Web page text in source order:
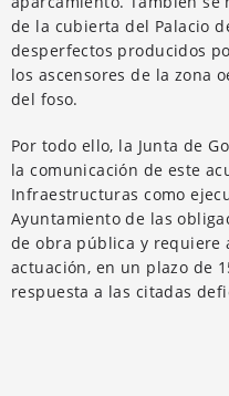
de la cubierta del Palacio
desperfectos producidos
los ascensores de la zona
del foso.
Por todo ello, la Junta de
la comunicación de este
Infraestructuras como
Ayuntamiento de las
de obra pública y requiere
actuación, en un plazo de
respuesta a las citadas